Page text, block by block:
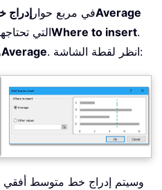
. في مربع حوار إدراج
Average
التيWhere to insert.
Average . انظر لقطة الشاشة: